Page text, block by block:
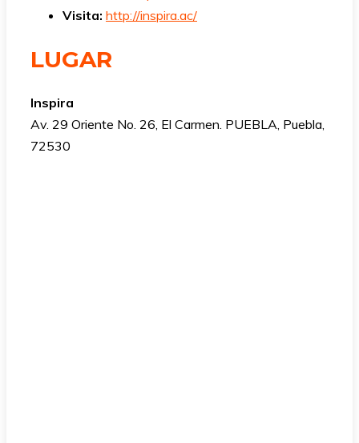
Visita: http://inspira.ac/
LUGAR
Inspira
Av. 29 Oriente No. 26, El Carmen. PUEBLA, Puebla,
72530